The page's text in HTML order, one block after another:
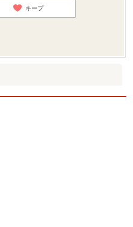
キープ